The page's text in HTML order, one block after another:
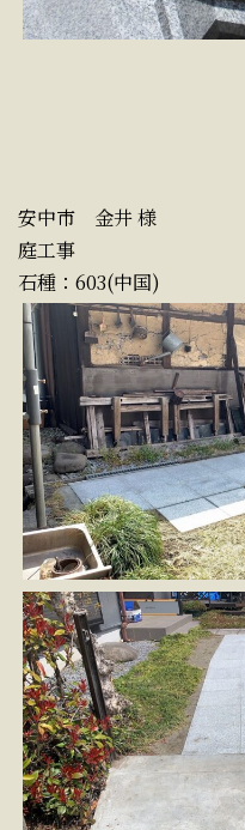
安中市 金井 様
庭工事
石種：603(中国)